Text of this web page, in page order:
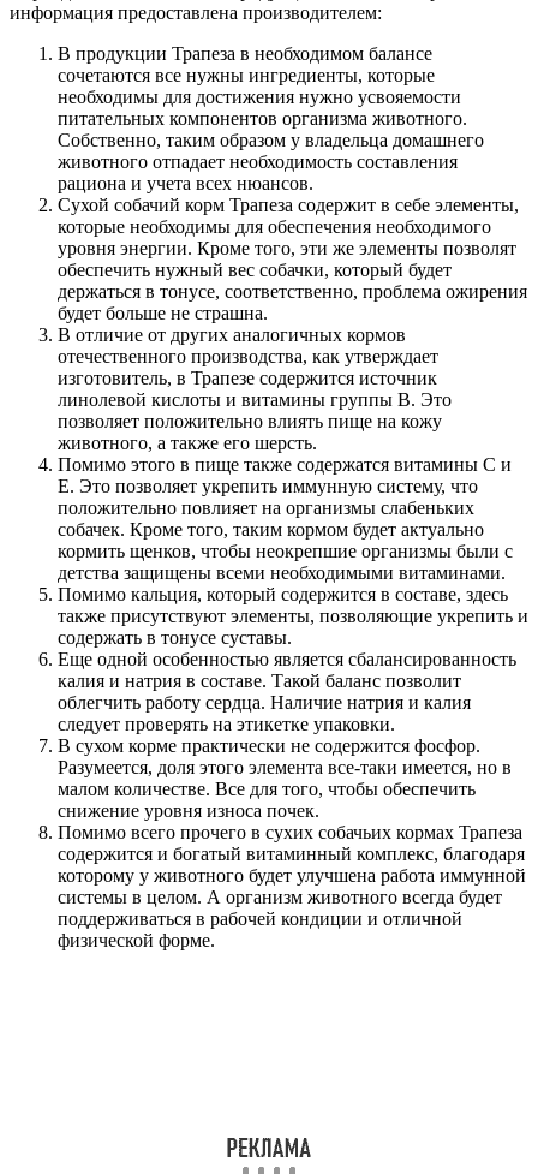
информация предоставлена производителем:
В продукции Трапеза в необходимом балансе
сочетаются все нужны ингредиенты, которые
необходимы для достижения нужно усвояемости
питательных компонентов организма животного.
Собственно, таким образом у владельца домашнего
животного отпадает необходимость составления
рациона и учета всех нюансов.
Сухой собачий корм Трапеза содержит в себе элементы,
которые необходимы для обеспечения необходимого
уровня энергии. Кроме того, эти же элементы позволят
обеспечить нужный вес собачки, который будет
держаться в тонусе, соответственно, проблема ожирения
будет больше не страшна.
В отличие от других аналогичных кормов
отечественного производства, как утверждает
изготовитель, в Трапезе содержится источник
линолевой кислоты и витамины группы В. Это
позволяет положительно влиять пище на кожу
животного, а также его шерсть.
Помимо этого в пище также содержатся витамины С и
Е. Это позволяет укрепить иммунную систему, что
положительно повлияет на организмы слабеньких
собачек. Кроме того, таким кормом будет актуально
кормить щенков, чтобы неокрепшие организмы были с
детства защищены всеми необходимыми витаминами.
Помимо кальция, который содержится в составе, здесь
также присутствуют элементы, позволяющие укрепить и
содержать в тонусе суставы.
Еще одной особенностью является сбалансированность
калия и натрия в составе. Такой баланс позволит
облегчить работу сердца. Наличие натрия и калия
следует проверять на этикетке упаковки.
В сухом корме практически не содержится фосфор.
Разумеется, доля этого элемента все-таки имеется, но в
малом количестве. Все для того, чтобы обеспечить
снижение уровня износа почек.
Помимо всего прочего в сухих собачьих кормах Трапеза
содержится и богатый витаминный комплекс, благодаря
которому у животного будет улучшена работа иммунной
системы в целом. А организм животного всегда будет
поддерживаться в рабочей кондиции и отличной
физической форме.